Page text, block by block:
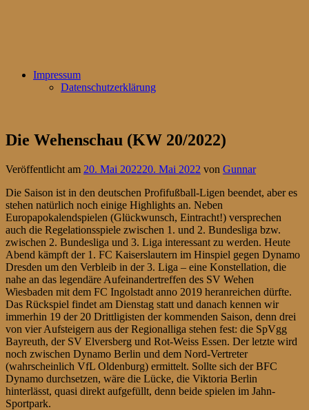
Impressum
Datenschutzerklärung
Die Wehenschau (KW 20/2022)
Veröffentlicht am 20. Mai 202220. Mai 2022 von Gunnar
Die Saison ist in den deutschen Profifußball-Ligen beendet, aber es
stehen natürlich noch einige Highlights an. Neben
Europapokalendspielen (Glückwunsch, Eintracht!) versprechen
auch die Regelationsspiele zwischen 1. und 2. Bundesliga bzw.
zwischen 2. Bundesliga und 3. Liga interessant zu werden. Heute
Abend kämpft der 1. FC Kaiserslautern im Hinspiel gegen Dynamo
Dresden um den Verbleib in der 3. Liga – eine Konstellation, die
nahe an das legendäre Aufeinandertreffen des SV Wehen
Wiesbaden mit dem FC Ingolstadt anno 2019 heranreichen dürfte.
Das Rückspiel findet am Dienstag statt und danach kennen wir
immerhin 19 der 20 Drittligisten der kommenden Saison, denn drei
von vier Aufsteigern aus der Regionalliga stehen fest: die SpVgg
Bayreuth, der SV Elversberg und Rot-Weiss Essen. Der letzte wird
noch zwischen Dynamo Berlin und dem Nord-Vertreter
(wahrscheinlich VfL Oldenburg) ermittelt. Sollte sich der BFC
Dynamo durchsetzen, wäre die Lücke, die Viktoria Berlin
hinterlässt, quasi direkt aufgefüllt, denn beide spielen im Jahn-
Sportpark.